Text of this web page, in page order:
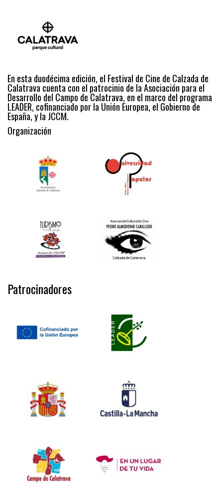
En esta duodécima edición, el Festival de Cine de Calzada de
Calatrava cuenta con el patrocinio de la Asociación para el
Desarrollo del Campo de Calatrava, en el marco del programa
LEADER, cofinanciado por la Unión Europea, el Gobierno de
España, y la JCCM.
Organización
Patrocinadores